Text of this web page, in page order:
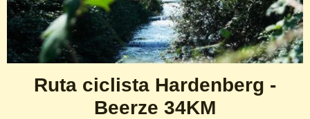
Ruta ciclista Hardenberg -
Beerze 34KM